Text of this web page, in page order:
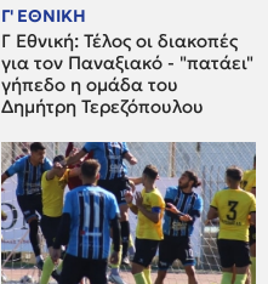
Γ' ΕΘΝΙΚΗ
Γ Εθνική: Τέλος οι διακοπές
για τον Παναξιακό - "πατάει"
γήπεδο η ομάδα του
Δημήτρη Τερεζόπουλου